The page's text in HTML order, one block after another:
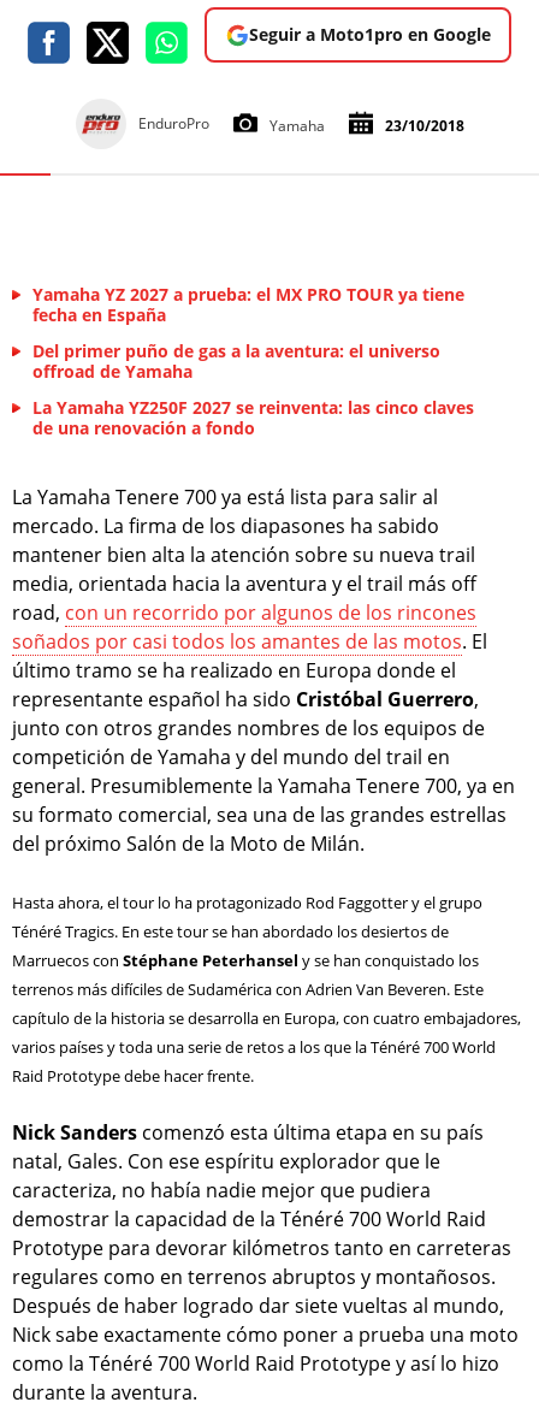
Seguir a Moto1pro en Google
EnduroPro Yamaha 23/10/2018
Yamaha YZ 2027 a prueba: el MX PRO TOUR ya tiene
fecha en España
Del primer puño de gas a la aventura: el universo
offroad de Yamaha
La Yamaha YZ250F 2027 se reinventa: las cinco claves
de una renovación a fondo
La Yamaha Tenere 700 ya está lista para salir al
mercado. La firma de los diapasones ha sabido
mantener bien alta la atención sobre su nueva trail
media, orientada hacia la aventura y el trail más off
road, con un recorrido por algunos de los rincones
soñados por casi todos los amantes de las motos. El
último tramo se ha realizado en Europa donde el
representante español ha sido Cristóbal Guerrero,
junto con otros grandes nombres de los equipos de
competición de Yamaha y del mundo del trail en
general. Presumiblemente la Yamaha Tenere 700, ya en
su formato comercial, sea una de las grandes estrellas
del próximo Salón de la Moto de Milán.
Hasta ahora, el tour lo ha protagonizado Rod Faggotter y el grupo
Ténéré Tragics. En este tour se han abordado los desiertos de
Marruecos con Stéphane Peterhansel y se han conquistado los
terrenos más difíciles de Sudamérica con Adrien Van Beveren. Este
capítulo de la historia se desarrolla en Europa, con cuatro embajadores,
varios países y toda una serie de retos a los que la Ténéré 700 World
Raid Prototype debe hacer frente.
Nick Sanders comenzó esta última etapa en su país
natal, Gales. Con ese espíritu explorador que le
caracteriza, no había nadie mejor que pudiera
demostrar la capacidad de la Ténéré 700 World Raid
Prototype para devorar kilómetros tanto en carreteras
regulares como en terrenos abruptos y montañosos.
Después de haber logrado dar siete vueltas al mundo,
Nick sabe exactamente cómo poner a prueba una moto
como la Ténéré 700 World Raid Prototype y así lo hizo
durante la aventura.